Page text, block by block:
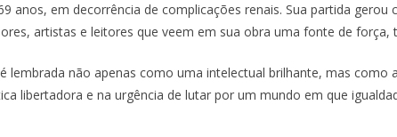
anos, em decorrência de complicações renais. Sua partida
artistas e leitores que veem em sua obra uma fonte de força,
lembrada não apenas como uma intelectual brilhante, mas
libertadora e na urgência de lutar por um mundo em que